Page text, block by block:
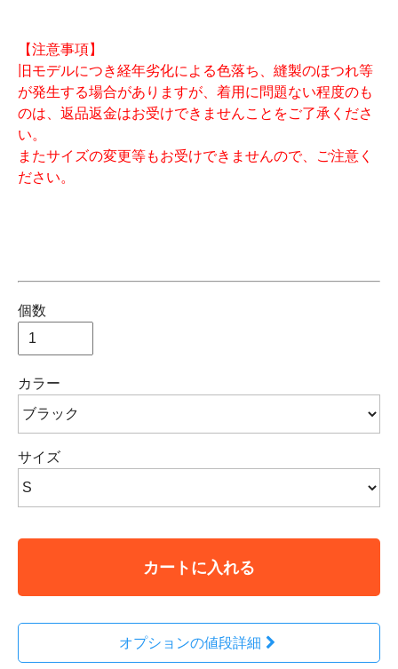
【注意事項】
旧モデルにつき経年劣化による色落ち、縫製のほつれ等
が発生する場合がありますが、着用に問題ない程度のも
のは、返品返金はお受けできませんことをご了承くださ
い。
またサイズの変更等もお受けできませんので、ご注意く
ださい。
個数
カラー
サイズ
カートに入れる
オプションの値段詳細